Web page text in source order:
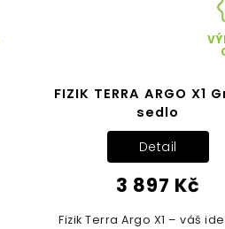
FIZIK TERRA ARGO X1
sedlo
3 897 Kč
Detail
Fizik Terra Argo X1 – váš